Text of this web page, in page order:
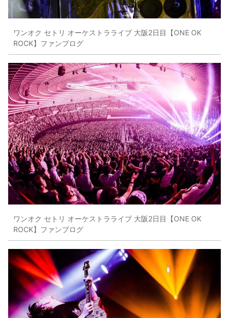
ワンオク セトリ オーケストラライブ 大阪2日目【ONE OK
ROCK】ファンブログ
ワンオク セトリ オーケストラライブ 大阪2日目【ONE OK
ROCK】ファンブログ